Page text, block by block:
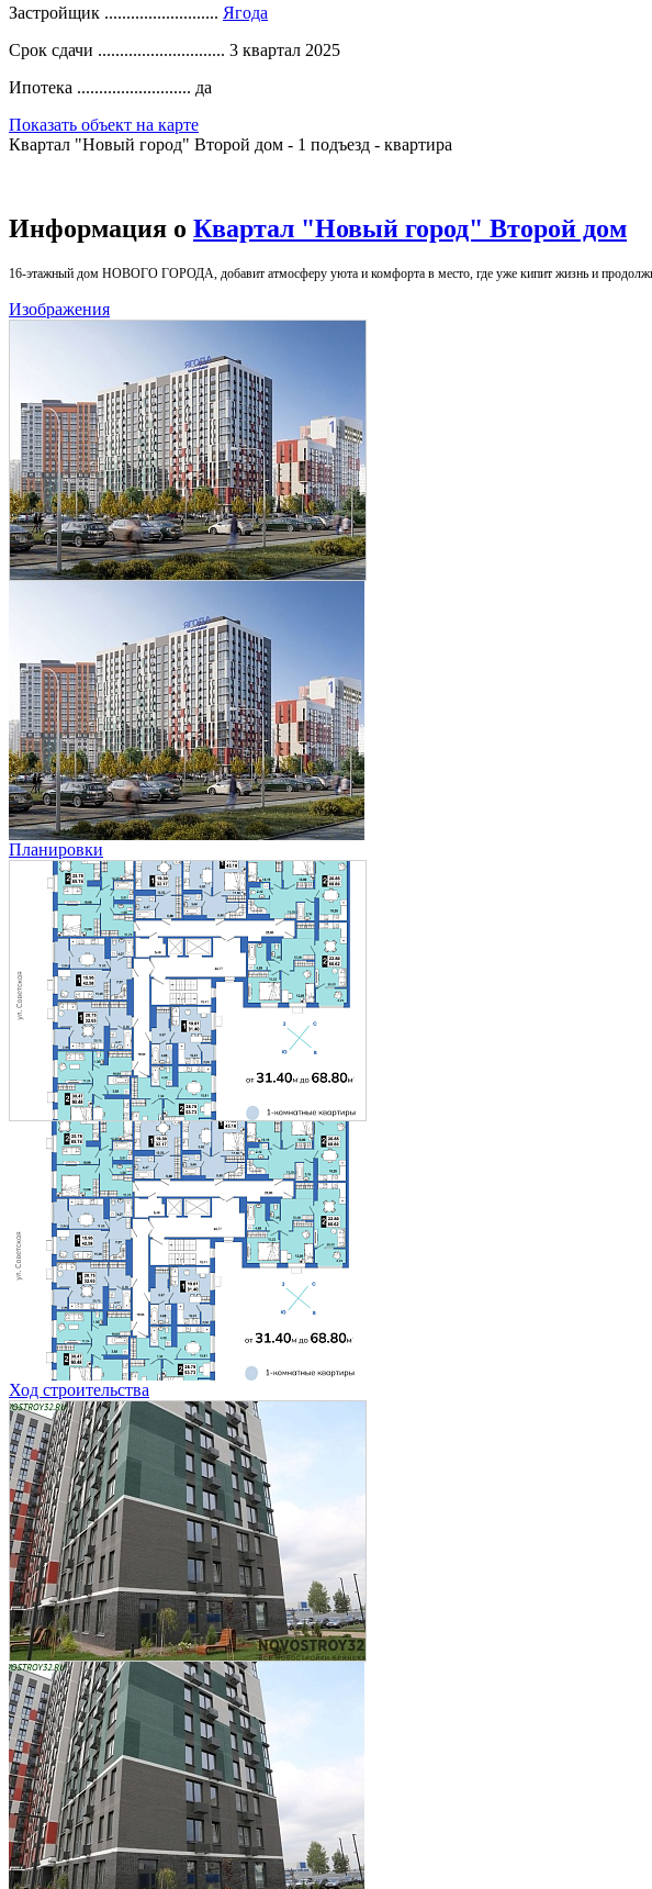
Застройщик .......................... Ягода
Срок сдачи ............................. 3 квартал 2025
Ипотека .......................... да
Показать объект на карте
Квартал "Новый город" Второй дом - 1 подъезд - квартира
Информация о Квартал "Новый город" Второй дом
16-этажный дом НОВОГО ГОРОДА, добавит атмосферу уюта и комфорта в место, где уже кипит жизнь и
Изображения
Планировки
Ход строительства